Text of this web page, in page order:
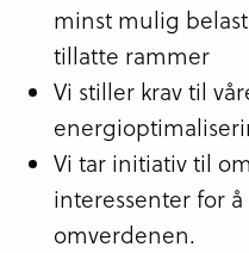
minst mulig
tillatte rammer
Vi stiller krav til
Vi tar initiativ til
interessenter for
omverdenen.